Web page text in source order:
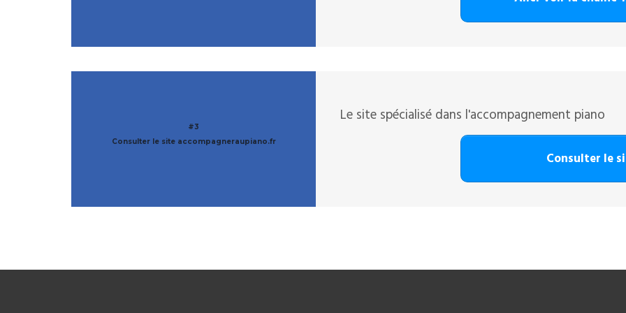
#3
Consulter le site accompagneraupiano.fr
Le site spécialisé dans l'accompagnement piano
Consulter le